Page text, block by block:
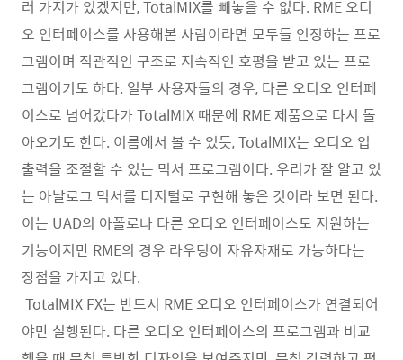
러 가지가 있겠지만, TotalMIX를 빼놓을 수 없다. RME 오디
오 인터페이스를 사용해본 사람이라면 모두들 인정하는 프로
그램이며 직관적인 구조로 지속적인 호평을 받고 있는 프로
그램이기도 하다. 일부 사용자들의 경우, 다른 오디오 인터페
이스로 넘어갔다가 TotalMIX 때문에 RME 제품으로 다시 돌
아오기도 한다. 이름에서 볼 수 있듯, TotalMIX는 오디오 입
출력을 조절할 수 있는 믹서 프로그램이다. 우리가 잘 알고 있
는 아날로그 믹서를 디지털로 구현해 놓은 것이라 보면 된다.
이는 UAD의 아폴로나 다른 오디오 인터페이스도 지원하는
기능이지만 RME의 경우 라우팅이 자유자재로 가능하다는
장점을 가지고 있다.
TotalMIX FX는 반드시 RME 오디오 인터페이스가 연결되어
야만 실행된다. 다른 오디오 인터페이스의 프로그램과 비교